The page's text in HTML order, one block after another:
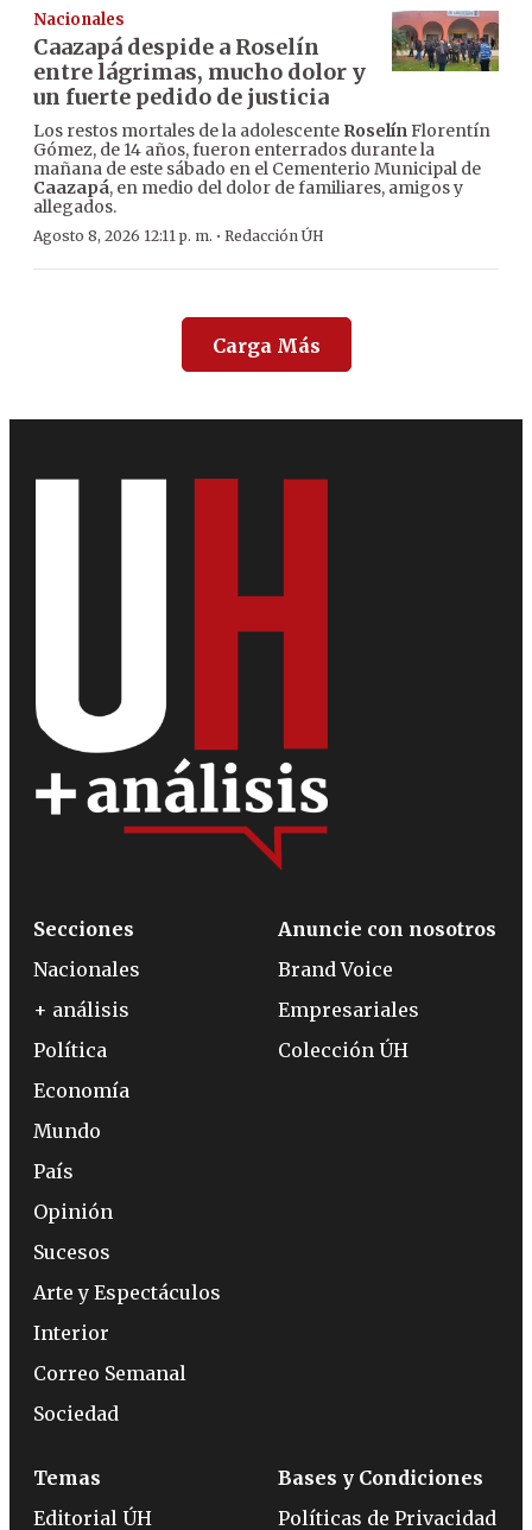
Nacionales
Caazapá despide a Roselín
entre lágrimas, mucho dolor y
un fuerte pedido de justicia
Los restos mortales de la adolescente RoselínFlorentín
Gómez, de 14 años, fueron enterrados durante la
mañana de este sábado en el Cementerio Municipal de
Caazapá, en medio del dolor de familiares, amigos y
allegados.
Agosto 8, 2026 12:11 p. m. · Redacción ÚH
Carga Más
Secciones
Nacionales
+ análisis
Política
Economía
Mundo
País
Opinión
Sucesos
Arte y Espectáculos
Interior
Correo Semanal
Sociedad
Anuncie con nosotros
Brand Voice
Empresariales
Colección ÚH
Temas
Editorial ÚH
Bases y Condiciones
Políticas de Privacidad